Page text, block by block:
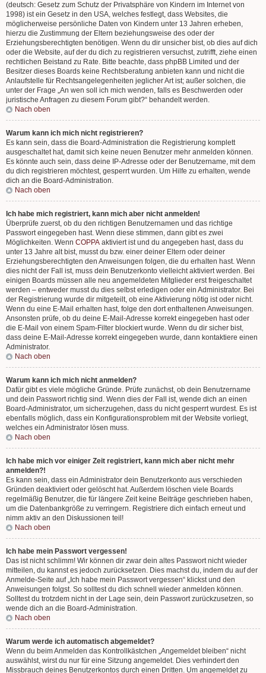
(deutsch: Gesetz zum Schutz der Privatsphäre von Kindern im Internet von
1998) ist ein Gesetz in den USA, welches festlegt, dass Websites, die
möglicherweise persönliche Daten von Kindern unter 13 Jahren erheben,
hierzu die Zustimmung der Eltern beziehungsweise des oder der
Erziehungsberechtigten benötigen. Wenn du dir unsicher bist, ob dies auf dich
oder die Website, auf der du dich zu registrieren versuchst, zutrifft, ziehe einen
rechtlichen Beistand zu Rate. Bitte beachte, dass phpBB Limited und der
Besitzer dieses Boards keine Rechtsberatung anbieten kann und nicht die
Anlaufstelle für Rechtsangelegenheiten jeglicher Art ist; außer solchen, die
unter der Frage „An wen soll ich mich wenden, falls es Beschwerden oder
juristische Anfragen zu diesem Forum gibt?“ behandelt werden.
Nach oben
Warum kann ich mich nicht registrieren?
Es kann sein, dass die Board-Administration die Registrierung komplett
ausgeschaltet hat, damit sich keine neuen Benutzer mehr anmelden können.
Es könnte auch sein, dass deine IP-Adresse oder der Benutzername, mit dem
du dich registrieren möchtest, gesperrt wurden. Um Hilfe zu erhalten, wende
dich an die Board-Administration.
Nach oben
Ich habe mich registriert, kann mich aber nicht anmelden!
Überprüfe zuerst, ob du den richtigen Benutzernamen und das richtige
Passwort eingegeben hast. Wenn diese stimmen, dann gibt es zwei
Möglichkeiten. Wenn COPPA aktiviert ist und du angegeben hast, dass du
unter 13 Jahre alt bist, musst du bzw. einer deiner Eltern oder deiner
Erziehungsberechtigten den Anweisungen folgen, die du erhalten hast. Wenn
dies nicht der Fall ist, muss dein Benutzerkonto vielleicht aktiviert werden. Bei
einigen Boards müssen alle neu angemeldeten Mitglieder erst freigeschaltet
werden – entweder musst du dies selbst erledigen oder ein Administrator. Bei
der Registrierung wurde dir mitgeteilt, ob eine Aktivierung nötig ist oder nicht.
Wenn du eine E-Mail erhalten hast, folge den dort enthaltenen Anweisungen.
Ansonsten prüfe, ob du deine E-Mail-Adresse korrekt eingegeben hast oder
die E-Mail von einem Spam-Filter blockiert wurde. Wenn du dir sicher bist,
dass deine E-Mail-Adresse korrekt eingegeben wurde, dann kontaktiere einen
Administrator.
Nach oben
Warum kann ich mich nicht anmelden?
Dafür gibt es viele mögliche Gründe. Prüfe zunächst, ob dein Benutzername
und dein Passwort richtig sind. Wenn dies der Fall ist, wende dich an einen
Board-Administrator, um sicherzugehen, dass du nicht gesperrt wurdest. Es ist
ebenfalls möglich, dass ein Konfigurationsproblem mit der Website vorliegt,
welches ein Administrator lösen muss.
Nach oben
Ich habe mich vor einiger Zeit registriert, kann mich aber nicht mehr
anmelden?!
Es kann sein, dass ein Administrator dein Benutzerkonto aus verschieden
Gründen deaktiviert oder gelöscht hat. Außerdem löschen viele Boards
regelmäßig Benutzer, die für längere Zeit keine Beiträge geschrieben haben,
um die Datenbankgröße zu verringern. Registriere dich einfach erneut und
nimm aktiv an den Diskussionen teil!
Nach oben
Ich habe mein Passwort vergessen!
Das ist nicht schlimm! Wir können dir zwar dein altes Passwort nicht wieder
mitteilen, du kannst es jedoch zurücksetzen. Dies machst du, indem du auf der
Anmelde-Seite auf „Ich habe mein Passwort vergessen“ klickst und den
Anweisungen folgst. So solltest du dich schnell wieder anmelden können.
Solltest du trotzdem nicht in der Lage sein, dein Passwort zurückzusetzen, so
wende dich an die Board-Administration.
Nach oben
Warum werde ich automatisch abgemeldet?
Wenn du beim Anmelden das Kontrollkästchen „Angemeldet bleiben“ nicht
auswählst, wirst du nur für eine Sitzung angemeldet. Dies verhindert den
Missbrauch deines Benutzerkontos durch einen Dritten. Um angemeldet zu